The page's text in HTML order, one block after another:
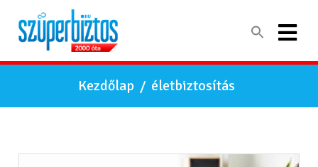
Kezdőlap / életbiztosítás